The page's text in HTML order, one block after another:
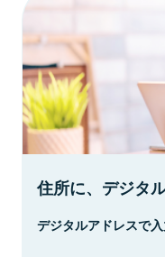
住所に、デジタ
デジタルアドレスで